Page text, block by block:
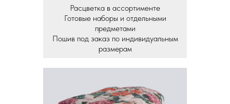
Расцветка в ассортименте
Готовые наборы и отдельными
предметами
Пошив под заказ по индивидуальным
размерам